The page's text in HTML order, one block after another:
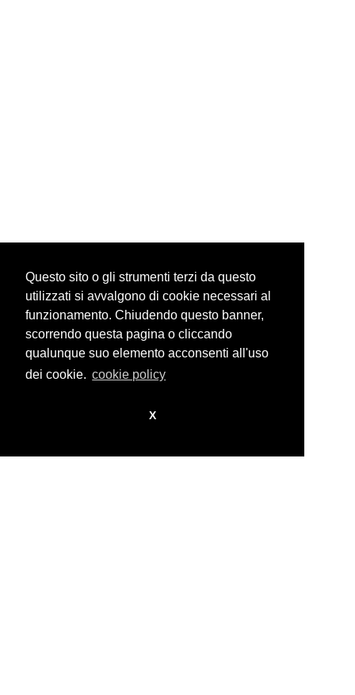
Questo sito o gli strumenti terzi da questo
utilizzati si avvalgono di cookie necessari al
funzionamento. Chiudendo questo banner,
scorrendo questa pagina o cliccando
qualunque suo elemento acconsenti all'uso
dei cookie. cookie policy
X
Privacy Policy
© guidocosta projects 2016 - 2026
design bynikita workstation web_sign